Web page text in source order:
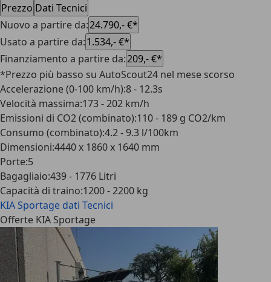
Prezzo Dati Tecnici
Nuovo a partire da:24.790,- €*
Usato a partire da:1.534,- €*
Finanziamento a partire da:209,- €*
*Prezzo più basso su AutoScout24 nel mese scorso
Accelerazione (0-100 km/h):8 - 12.3s
Velocità massima:173 - 202 km/h
Emissioni di CO2 (combinato):110 - 189 g CO2/km
Consumo (combinato):4.2 - 9.3 l/100km
Dimensioni:4440 x 1860 x 1640 mm
Porte:5
Bagagliaio:439 - 1776 Litri
Capacità di traino:1200 - 2200 kg
KIA Sportage dati Tecnici
Offerte KIA Sportage